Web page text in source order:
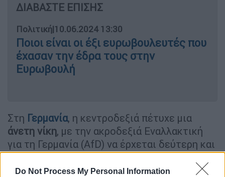
Do Not Process My Personal Information
ΔΙΑΒΑΣΤΕ ΕΠΙΣΗΣ
Πολιτική|10.06.2024 13:30
Ποιοι είναι οι έξι ευρωβουλευτές που
έχασαν την έδρα τους στην
Ευρωβουλή
Στη Γερμανία, η κεντροδεξιά πέτυχε μια
άνετη νίκη, με την ακροδεξιά Εναλλακτική
για τη Γερμανία (AfD) να έρχεται δεύτερη και
να κερδίζει τους Σοσιαλιστές του
καγκελάριου Όλαφ Σολτς.